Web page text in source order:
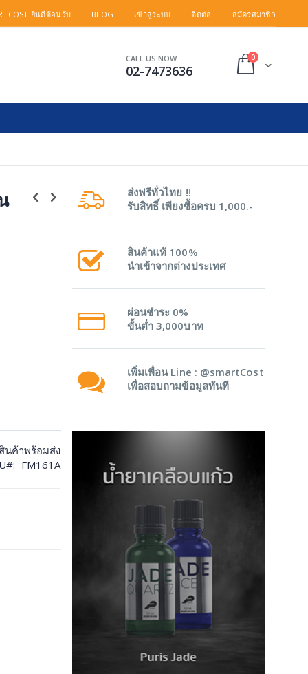
ยินดีต้อนรับ BLOG เข้าสู่ระบบ ติดต่อ สมัครสมาชิก
Cart
0items
CALL US NOW
02-7473636
นค้าพร้อมส่ง
FM161A
ส่งฟรีทั่วไทย !!
รับสิทธิ์ เพียงซื้อครบ 1,000.-
สินค้าแท้ 100%
นำเข้าจากต่างประเทศ
ผ่อนชำระ 0%
ขั้นต่ำ 3,000บาท
เพิ่มเพื่อน Line : @smartCost
เพื่อสอบถามข้อมูลทันที